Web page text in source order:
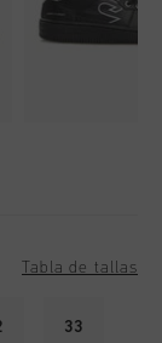
Tabla de tallas
33